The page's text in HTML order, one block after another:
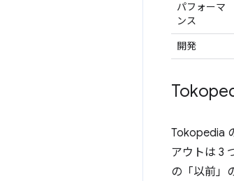
パフォーマ
ンス
開発
Tokopedia
アウトは 3
の「以前」